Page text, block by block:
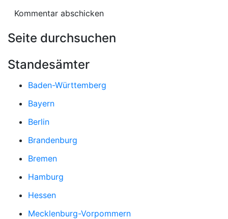
Seite durchsuchen
Standesämter
Baden-Württemberg
Bayern
Berlin
Brandenburg
Bremen
Hamburg
Hessen
Mecklenburg-Vorpommern